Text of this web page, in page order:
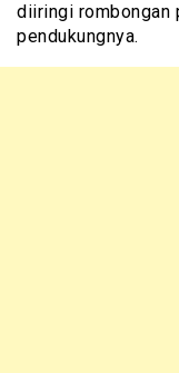
diiringi rombongan
pendukungnya.